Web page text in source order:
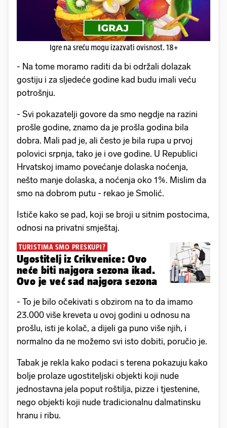
Igre na sreću mogu izazvati ovisnost. 18+
- Na tome moramo raditi da bi održali dolazak
gostiju i za sljedeće godine kad budu imali veću
potrošnju.
- Svi pokazatelji govore da smo negdje na razini
prošle godine, znamo da je prošla godina bila
dobra. Mali pad je, ali često je bila rupa u prvoj
polovici srpnja, tako je i ove godine. U Republici
Hrvatskoj imamo povećanje dolaska noćenja,
nešto manje dolaska, a noćenja oko 1%. Mislim da
smo na dobrom putu - rekao je Smolić.
Ističe kako se pad, koji se broji u sitnim postocima,
odnosi na privatni smještaj.
TURISTIMA SMO PRESKUPI?
Ugostitelj iz Crikvenice: Ovo
neće biti najgora sezona ikad.
Ovo je već sad najgora sezona
- To je bilo očekivati s obzirom na to da imamo
23.000 više kreveta u ovoj godini u odnosu na
prošlu, isti je kolač, a dijeli ga puno više njih, i
normalno da ne možemo svi isto dobiti, poručio je.
Tabak je rekla kako podaci s terena pokazuju kako
bolje prolaze ugostiteljski objekti koji nude
jednostavna jela poput roštilja, pizze i tjestenine,
nego objekti koji nude tradicionalnu dalmatinsku
hranu i ribu.